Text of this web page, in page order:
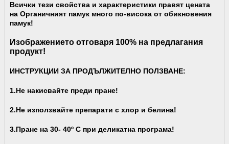
Всички тези свойства и характеристики правят цената
на Органичният памук много по-висока от обикновения
памук!
Изображението отговаря 100% на предлагания
продукт!
ИНСТРУКЦИИ ЗА ПРОДЪЛЖИТЕЛНО ПОЛЗВАНЕ:
1.Не накисвайте преди пране!
2.Не използвайте препарати с хлор и белина!
3.Пране на 30- 40º С при деликатна програма!